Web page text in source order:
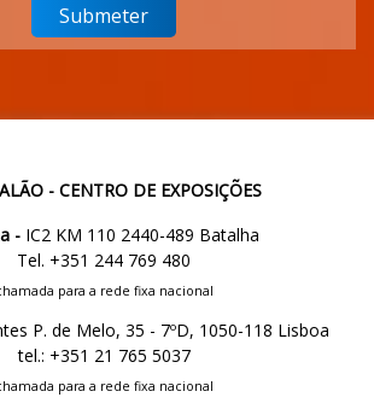
- CENTRO DE EXPOSIÇÕES
-IC2 KM 110 2440-489 Batalha
Tel. +351 244 769 480
para a rede fixa nacional
P. de Melo, 35 - 7ºD, 1050-118 Lisboa
tel.: +351 21 765 5037
para a rede fixa nacional